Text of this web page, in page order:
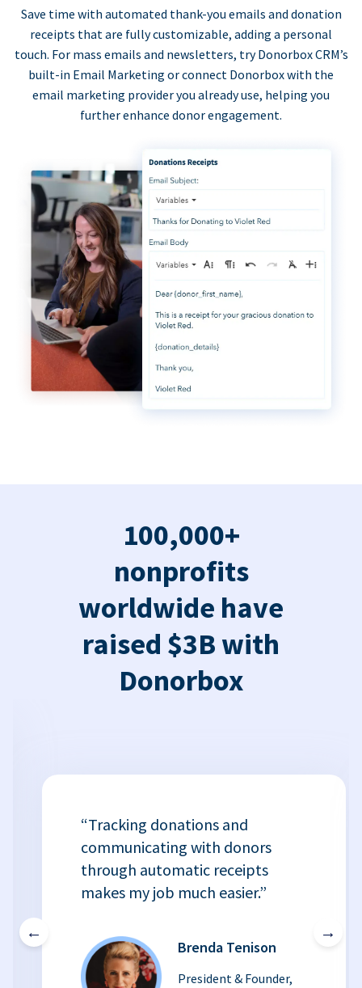
Save time with automated thank-you emails and donation
receipts that are fully customizable, adding a personal
touch. For mass emails and newsletters, try Donorbox CRM’s
built-in Email Marketing or connect Donorbox with the
email marketing provider you already use, helping you
further enhance donor engagement.
100,000+
nonprofits
worldwide have
raised $3B with
Donorbox
←
“Tracking donations and
communicating with donors
through automatic receipts
makes my job much easier.”
Brenda Tenison
President & Founder,
→